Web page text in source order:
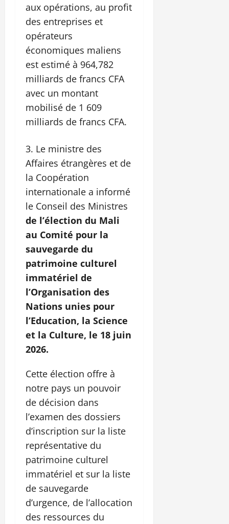
aux opérations, au profit
des entreprises et
opérateurs
économiques maliens
est estimé à 964,782
milliards de francs CFA
avec un montant
mobilisé de 1 609
milliards de francs CFA.
Le ministre des
Affaires étrangères et de
la Coopération
internationale a informé
le Conseil des Ministres
de l’élection du Mali
au Comité pour la
sauvegarde du
patrimoine culturel
immatériel de
l’Organisation des
Nations unies pour
l’Education, la Science
et la Culture, le 18 juin
2026.
Cette élection offre à
notre pays un pouvoir
de décision dans
l’examen des dossiers
d’inscription sur la liste
représentative du
patrimoine culturel
immatériel et sur la liste
de sauvegarde
d’urgence, de l’allocation
des ressources du